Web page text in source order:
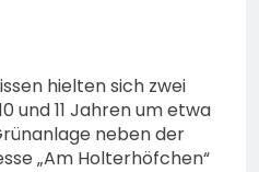
hielten sich zwei
und 11 Jahren um etwa
neben der
„Am Holterhöfchen“